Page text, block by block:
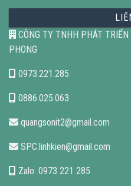
CÔNG TY TNHH PHÁT
PHONG
0973.221.285
0886.025.063
quangsonit2@gmail.com
SPC.linhkien@gmail.com
Zalo: 0973 221 285